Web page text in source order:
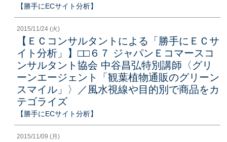
【勝手にECサイト分析】
2015/11/24 (火)
【ＥＣコンサルタントによる「勝手にＥＣサ
イト分析」】□□６７ ジャパンＥコマースコ
ンサルタント協会 中谷昌弘特別講師〈グリ
ーンエージェント「観葉植物通販のグリーン
スマイル」〉／風水視線や目的別で商品をカ
テゴライズ
【勝手にECサイト分析】
2015/11/09 (月)